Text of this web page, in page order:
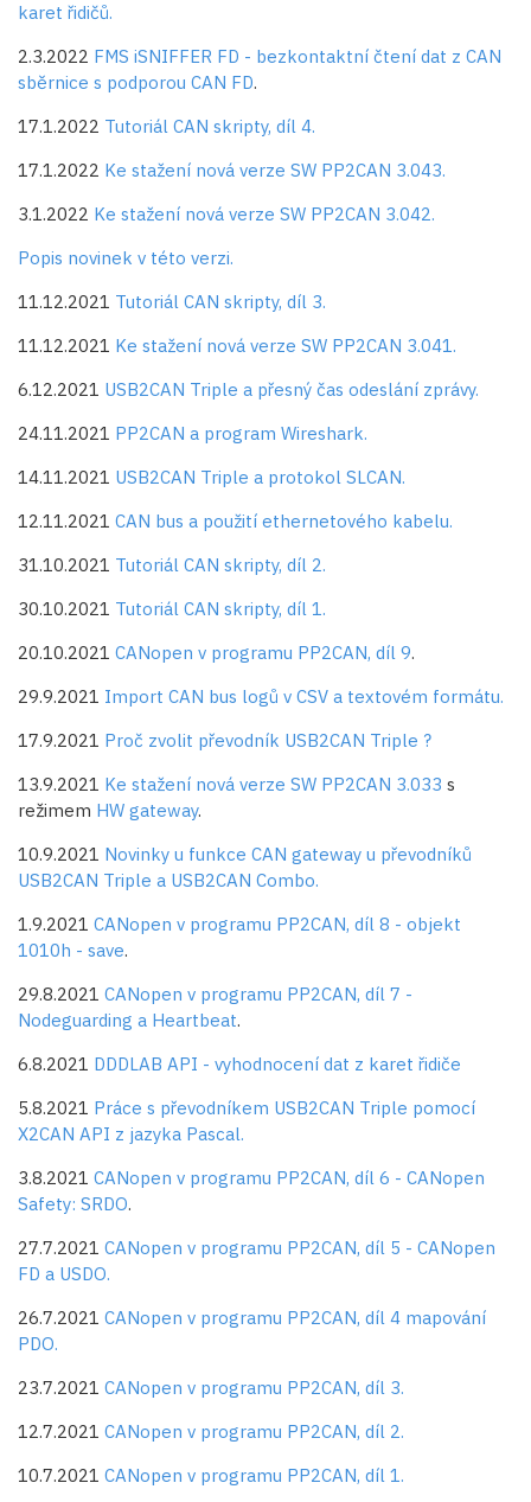
karet řidičů.
2.3.2022 FMS iSNIFFER FD - bezkontaktní čtení dat z CAN
sběrnice s podporou CAN FD.
17.1.2022 Tutoriál CAN skripty, díl 4.
17.1.2022 Ke stažení nová verze SW PP2CAN 3.043.
3.1.2022 Ke stažení nová verze SW PP2CAN 3.042.
Popis novinek v této verzi.
11.12.2021 Tutoriál CAN skripty, díl 3.
11.12.2021 Ke stažení nová verze SW PP2CAN 3.041.
6.12.2021 USB2CAN Triple a přesný čas odeslání zprávy.
24.11.2021 PP2CAN a program Wireshark.
14.11.2021 USB2CAN Triple a protokol SLCAN.
12.11.2021 CAN bus a použití ethernetového kabelu.
31.10.2021 Tutoriál CAN skripty, díl 2.
30.10.2021 Tutoriál CAN skripty, díl 1.
20.10.2021 CANopen v programu PP2CAN, díl 9.
29.9.2021 Import CAN bus logů v CSV a textovém formátu.
17.9.2021 Proč zvolit převodník USB2CAN Triple ?
13.9.2021 Ke stažení nová verze SW PP2CAN 3.033 s
režimem HW gateway.
10.9.2021 Novinky u funkce CAN gateway u převodníků
USB2CAN Triple a USB2CAN Combo.
1.9.2021 CANopen v programu PP2CAN, díl 8 - objekt
1010h - save.
29.8.2021 CANopen v programu PP2CAN, díl 7 -
Nodeguarding a Heartbeat.
6.8.2021 DDDLAB API - vyhodnocení dat z karet řidiče
5.8.2021 Práce s převodníkem USB2CAN Triple pomocí
X2CAN API z jazyka Pascal.
3.8.2021 CANopen v programu PP2CAN, díl 6 - CANopen
Safety: SRDO.
27.7.2021 CANopen v programu PP2CAN, díl 5 - CANopen
FD a USDO.
26.7.2021 CANopen v programu PP2CAN, díl 4 mapování
PDO.
23.7.2021 CANopen v programu PP2CAN, díl 3.
12.7.2021 CANopen v programu PP2CAN, díl 2.
10.7.2021 CANopen v programu PP2CAN, díl 1.